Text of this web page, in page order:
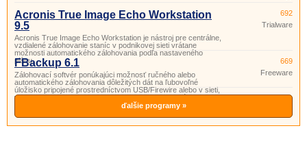
Acronis True Image Echo Workstation
9.5
Acronis True Image Echo Workstation je nástroj pre centrálne,
vzdialené zálohovanie staníc v podnikovej sieti vrátane
možnosti automatického zálohovania podľa nastaveného
plánu.
692
Trialware
FBackup 6.1
Zálohovací softvér ponúkajúci možnosť ručného alebo
automatického zálohovania dôležitých dát na ľubovoľné
úložisko pripojené prostredníctvom USB/Firewire alebo v sieti,
v komprimovanej podobe alebo formou identickej kópie.
669
Freeware
ďalšie programy »